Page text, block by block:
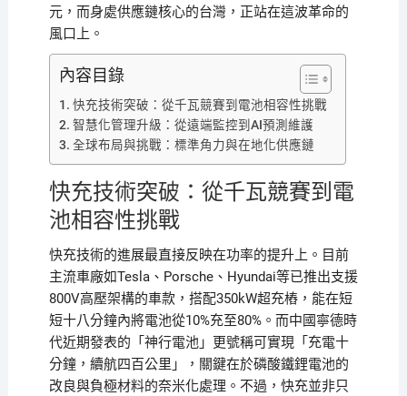
元，而身處供應鏈核心的台灣，正站在這波革命的
風口上。
內容目錄
快充技術突破：從千瓦競賽到電池相容性挑戰
智慧化管理升級：從遠端監控到AI預測維護
全球布局與挑戰：標準角力與在地化供應鏈
快充技術突破：從千瓦競賽到電
池相容性挑戰
快充技術的進展最直接反映在功率的提升上。目前
主流車廠如Tesla、Porsche、Hyundai等已推出支援
800V高壓架構的車款，搭配350kW超充樁，能在短
短十八分鐘內將電池從10%充至80%。而中國寧德時
代近期發表的「神行電池」更號稱可實現「充電十
分鐘，續航四百公里」，關鍵在於磷酸鐵鋰電池的
改良與負極材料的奈米化處理。不過，快充並非只